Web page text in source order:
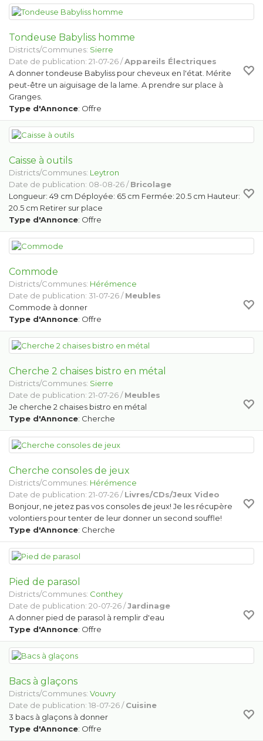
Tondeuse Babyliss homme
Districts/Communes: Sierre
Date de publication: 21-07-26 /Appareils Électriques
A donner tondeuse Babyliss pour cheveux en l'état. Mérite
peut-être un aiguisage de la lame. A prendre sur place à
Granges.
Type d'Annonce: Offre
Caisse à outils
Districts/Communes: Leytron
Date de publication: 08-08-26 /Bricolage
Longueur: 49 cm Déployée: 65 cm Fermée: 20.5 cm Hauteur:
20.5 cm Retirer sur place
Type d'Annonce: Offre
Commode
Districts/Communes: Hérémence
Date de publication: 31-07-26 /Meubles
Commode à donner
Type d'Annonce: Offre
Cherche 2 chaises bistro en métal
Districts/Communes: Sierre
Date de publication: 21-07-26 /Meubles
Je cherche 2 chaises bistro en métal
Type d'Annonce: Cherche
Cherche consoles de jeux
Districts/Communes: Hérémence
Date de publication: 21-07-26 /Livres/CDs/Jeux Video
Bonjour, ne jetez pas vos consoles de jeux! Je les récupère
volontiers pour tenter de leur donner un second souffle!
Type d'Annonce: Cherche
Pied de parasol
Districts/Communes: Conthey
Date de publication: 20-07-26 /Jardinage
A donner pied de parasol à remplir d'eau
Type d'Annonce: Offre
Bacs à glaçons
Districts/Communes: Vouvry
Date de publication: 18-07-26 /Cuisine
3 bacs à glaçons à donner
Type d'Annonce: Offre